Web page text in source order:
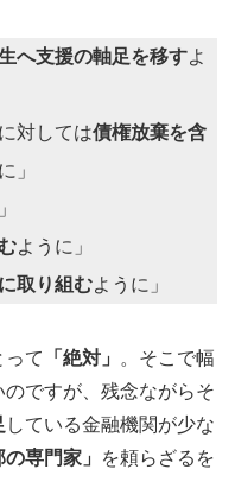
へ支援の軸足を移すよ
対しては債権放棄を含
」
ように」
取り組むように」
って 「絶対」
。そこで幅
ですが、残念ながらそ
している金融機関が少な
の専門家」
を頼らざるを